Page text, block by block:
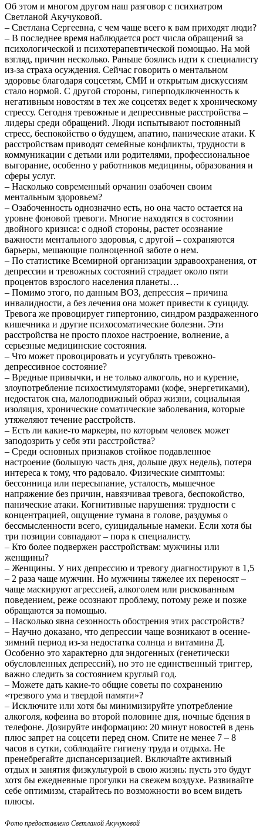
Об этом и многом другом наш разговор с психиатром
Светланой Акучуковой.
– Светлана Сергеевна, с чем чаще всего к вам приходят люди?
– В последнее время наблюдается рост числа обращений за
психологической и психотерапевтической помощью. На мой
взгляд, причин несколько. Раньше боялись идти к специалисту
из-за страха осуждения. Сейчас говорить о ментальном
здоровье благодаря соцсетям, СМИ и открытым дискуссиям
стало нормой. С другой стороны, гиперподключенность к
негативным новостям в тех же соцсетях ведет к хроническому
стрессу. Сегодня тревожные и депрессивные расстройства –
лидеры среди обращений. Люди испытывают постоянный
стресс, беспокойство о будущем, апатию, панические атаки. К
расстройствам приводят семейные конфликты, трудности в
коммуникации с детьми или родителями, профессиональное
выгорание, особенно у работников медицины, образования и
сферы услуг.
– Насколько современный орчанин озабочен своим
ментальным здоровьем?
– Озабоченность однозначно есть, но она часто остается на
уровне фоновой тревоги. Многие находятся в состоянии
двойного кризиса: с одной стороны, растет осознание
важности ментального здоровья, с другой – сохраняются
барьеры, мешающие полноценной заботе о нем.
– По статистике Всемирной организации здравоохранения, от
депрессии и тревожных состояний страдает около пяти
процентов взрослого населения планеты…
– Помимо этого, по данным ВОЗ, депрессия – причина
инвалидности, а без лечения она может привести к суициду.
Тревога же провоцирует гипертонию, синдром раздраженного
кишечника и другие психосоматические болезни. Эти
расстройства не просто плохое настроение, волнение, а
серьезные медицинские состояния.
– Что может провоцировать и усугублять тревожно-
депрессивное состояние?
– Вредные привычки, и не только алкоголь, но и курение,
злоупотребление психостимуляторами (кофе, энергетиками),
недостаток сна, малоподвижный образ жизни, социальная
изоляция, хронические соматические заболевания, которые
утяжеляют течение расстройств.
– Есть ли какие-то маркеры, по которым человек может
заподозрить у себя эти расстройства?
– Среди основных признаков стойкое подавленное
настроение (большую часть дня, дольше двух недель), потеря
интереса к тому, что радовало. Физические симптомы:
бессонница или пересыпание, усталость, мышечное
напряжение без причин, навязчивая тревога, беспокойство,
панические атаки. Когнитивные нарушения: трудности с
концентрацией, ощущение тумана в голове, раздумья о
бессмысленности всего, суицидальные намеки. Если хотя бы
три позиции совпадают – пора к специалисту.
– Кто более подвержен расстройствам: мужчины или
женщины?
– Женщины. У них депрессию и тревогу диагностируют в 1,5
– 2 раза чаще мужчин. Но мужчины тяжелее их переносят –
чаще маскируют агрессией, алкоголем или рискованным
поведением, реже осознают проблему, потому реже и позже
обращаются за помощью.
– Насколько явна сезонность обострения этих расстройств?
– Научно доказано, что депрессии чаще возникают в осенне-
зимний период из-за недостатка солнца и витамина Д.
Особенно это характерно для эндогенных (генетически
обусловленных депрессий), но это не единственный триггер,
важно следить за состоянием круглый год.
– Можете дать какие-то общие советы по сохранению
«трезвого ума и твердой памяти»?
– Исключите или хотя бы минимизируйте употребление
алкоголя, кофеина во второй половине дня, ночные бдения в
телефоне. Дозируйте информацию: 20 минут новостей в день
плюс запрет на соцсети перед сном. Спите не менее 7 – 8
часов в сутки, соблюдайте гигиену труда и отдыха. Не
пренебрегайте диспансеризацией. Включайте активный
отдых и занятия физкультурой в свою жизнь: пусть это будут
хотя бы ежедневные прогулки на свежем воздухе. Развивайте
себе оптимизм, старайтесь по возможности во всем видеть
плюсы.
Фото предоставлено Светланой Акучуковой